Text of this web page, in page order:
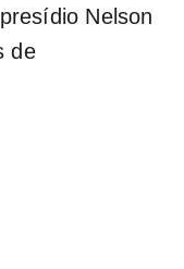
Nelson
de